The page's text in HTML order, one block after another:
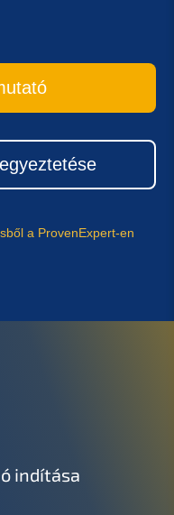
a ProvenExpert-en
indítása